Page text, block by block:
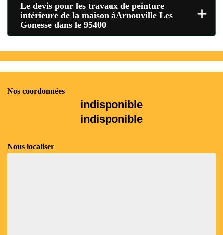
Le devis pour les travaux de peinture
intérieure de la maison àArnouville Les
Gonesse dans le 95400
+
Nos coordonnées
indisponible
indisponible
Nous localiser